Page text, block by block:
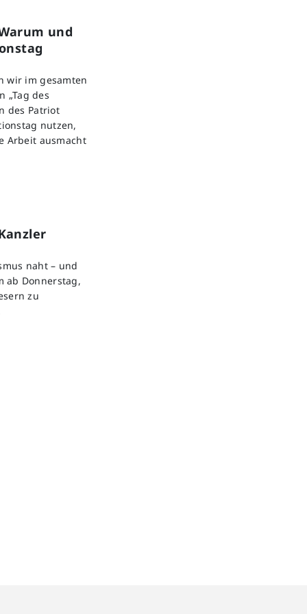
und
wir im gesamten
„Tag des
des Patriot
nutzen,
Arbeit ausmacht
naht – und
ab Donnerstag,
zu